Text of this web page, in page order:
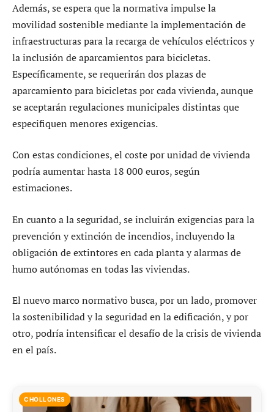
Además, se espera que la normativa impulse la
movilidad sostenible mediante la implementación de
infraestructuras para la recarga de vehículos eléctricos y
la inclusión de aparcamientos para bicicletas.
Específicamente, se requerirán dos plazas de
aparcamiento para bicicletas por cada vivienda, aunque
se aceptarán regulaciones municipales distintas que
especifiquen menores exigencias.
Con estas condiciones, el coste por unidad de vivienda
podría aumentar hasta 18 000 euros, según
estimaciones.
En cuanto a la seguridad, se incluirán exigencias para la
prevención y extinción de incendios, incluyendo la
obligación de extintores en cada planta y alarmas de
humo autónomas en todas las viviendas.
El nuevo marco normativo busca, por un lado, promover
la sostenibilidad y la seguridad en la edificación, y por
otro, podría intensificar el desafío de la crisis de vivienda
en el país.
CHOLLONES